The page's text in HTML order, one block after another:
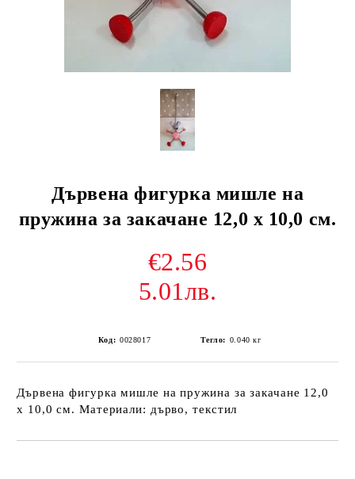
Дървена фигурка мишле на
пружина за закачане 12,0 х 10,0 см.
€2.56
5.01лв.
Код: 0028017 Тегло: 0.040 кг
Дървена фигурка мишле на пружина за закачане 12,0
х 10,0 см. Материали: дърво, текстил